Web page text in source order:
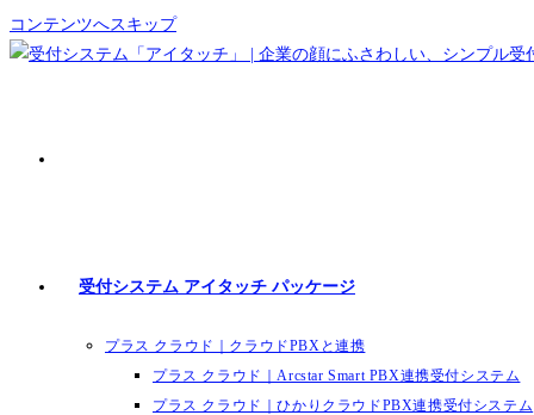
コンテンツへスキップ
受付システム アイタッチ パッケージ
プラス クラウド｜クラウドPBXと連携
プラス クラウド｜Arcstar Smart PBX連携受付システム
プラス クラウド｜ひかりクラウドPBX連携受付システム